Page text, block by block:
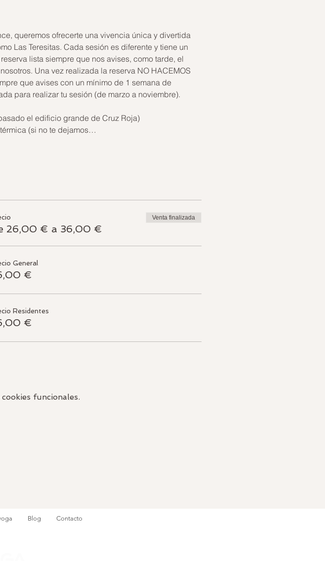
queremos ofrecerte una vivencia única y divertida
Las Teresitas. Cada sesión es diferente y tiene un
lista siempre que nos avises, como tarde, el
Una vez realizada la reserva NO HACEMOS
que avises con un mínimo de 1 semana de
para realizar tu sesión (de marzo a noviembre).
el edificio grande de Cruz Roja)
(si no te dejamos…
26,00 € a 36,00 €
Venta finalizada
General
€
Residentes
€
funcionales.
Blog Contacto